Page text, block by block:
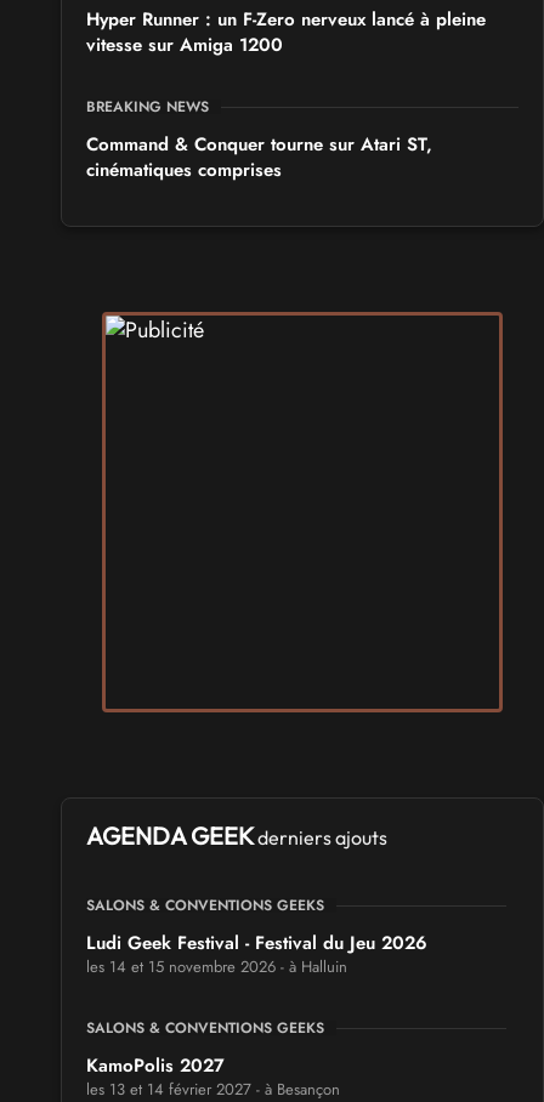
Hyper Runner : un F-Zero nerveux lancé à pleine
vitesse sur Amiga 1200
BREAKING NEWS
Command & Conquer tourne sur Atari ST,
cinématiques comprises
AGENDA GEEKderniers ajouts
SALONS & CONVENTIONS GEEKS
Ludi Geek Festival - Festival du Jeu 2026
les 14 et 15 novembre 2026 - à Halluin
SALONS & CONVENTIONS GEEKS
KamoPolis 2027
les 13 et 14 février 2027 - à Besançon